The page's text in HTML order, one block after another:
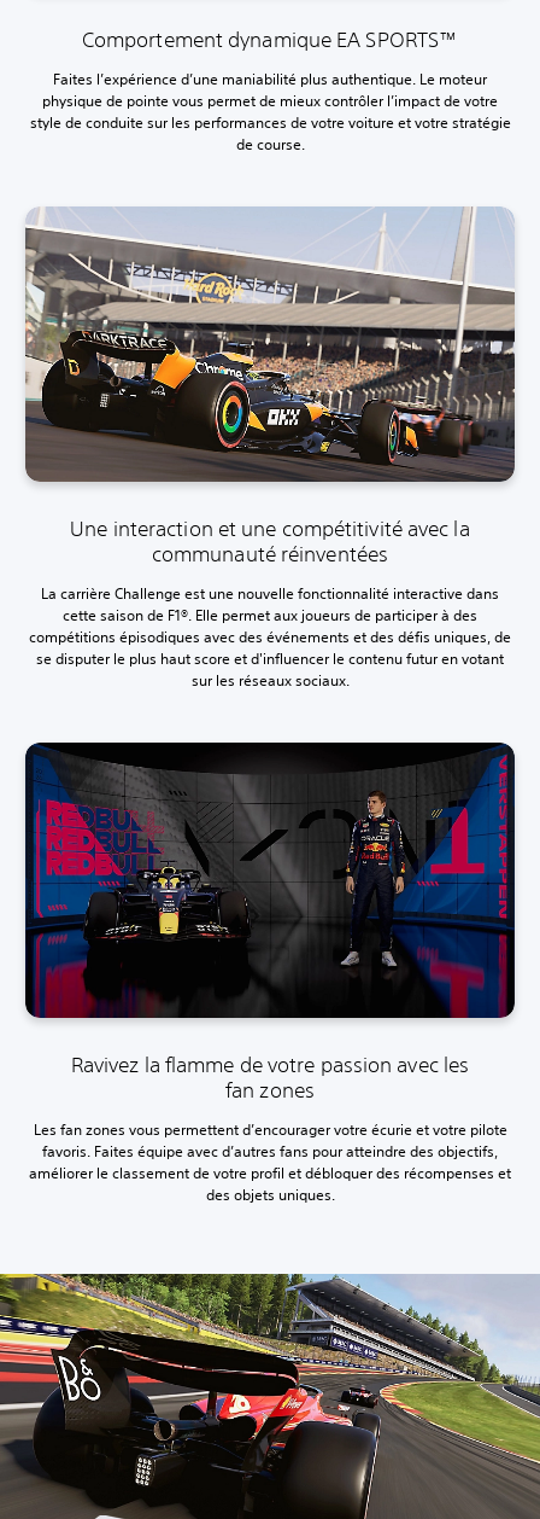
Comportement dynamique EA SPORTS™
Faites l’expérience d’une maniabilité plus authentique. Le moteur
physique de pointe vous permet de mieux contrôler l’impact de votre
style de conduite sur les performances de votre voiture et votre stratégie
de course.
Une interaction et une compétitivité avec la
communauté réinventées
La carrière Challenge est une nouvelle fonctionnalité interactive dans
cette saison de F1®. Elle permet aux joueurs de participer à des
compétitions épisodiques avec des événements et des défis uniques, de
se disputer le plus haut score et d'influencer le contenu futur en votant
sur les réseaux sociaux.
Ravivez la flamme de votre passion avec les
fan zones
Les fan zones vous permettent d’encourager votre écurie et votre pilote
favoris. Faites équipe avec d’autres fans pour atteindre des objectifs,
améliorer le classement de votre profil et débloquer des récompenses et
des objets uniques.